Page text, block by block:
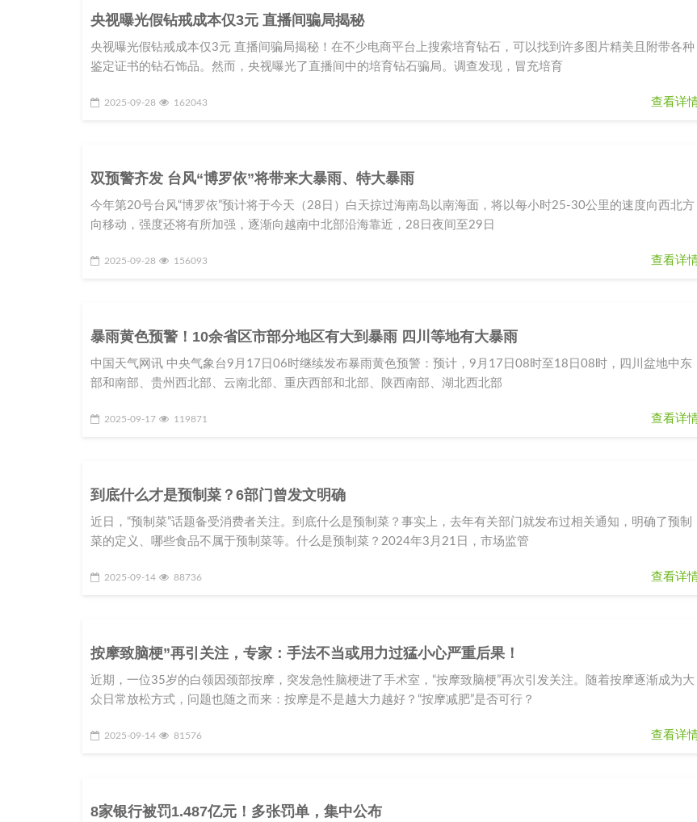
央视曝光假钻戒成本仅3元 直播间骗局揭秘
央视曝光假钻戒成本仅3元 直播间骗局揭秘！在不少电商平台上搜索培育钻石，可以找到许多图片精美且附带各种
鉴定证书的钻石饰品。然而，央视曝光了直播间中的培育钻石骗局。调查发现，冒充培育
2025-09-28 162043 查看详
双预警齐发 台风“博罗依”将带来大暴雨、特大暴雨
今年第20号台风“博罗依”预计将于今天（28日）白天掠过海南岛以南海面，将以每小时25-30公里的速度向西北方
向移动，强度还将有所加强，逐渐向越南中北部沿海靠近，28日夜间至29日
2025-09-28 156093 查看详
暴雨黄色预警！10余省区市部分地区有大到暴雨 四川等地有大暴雨
中国天气网讯 中央气象台9月17日06时继续发布暴雨黄色预警：预计，9月17日08时至18日08时，四川盆地中东
部和南部、贵州西北部、云南北部、重庆西部和北部、陕西南部、湖北西北部
2025-09-17 119871 查看详
到底什么才是预制菜？6部门曾发文明确
近日，“预制菜”话题备受消费者关注。到底什么是预制菜？事实上，去年有关部门就发布过相关通知，明确了预制
菜的定义、哪些食品不属于预制菜等。什么是预制菜？2024年3月21日，市场监管
2025-09-14 88736 查看详
按摩致脑梗”再引关注，专家：手法不当或用力过猛小心严重后果！
近期，一位35岁的白领因颈部按摩，突发急性脑梗进了手术室，“按摩致脑梗”再次引发关注。随着按摩逐渐成为大
众日常放松方式，问题也随之而来：按摩是不是越大力越好？“按摩减肥”是否可行？
2025-09-14 81576 查看详
8家银行被罚1.487亿元！多张罚单，集中公布